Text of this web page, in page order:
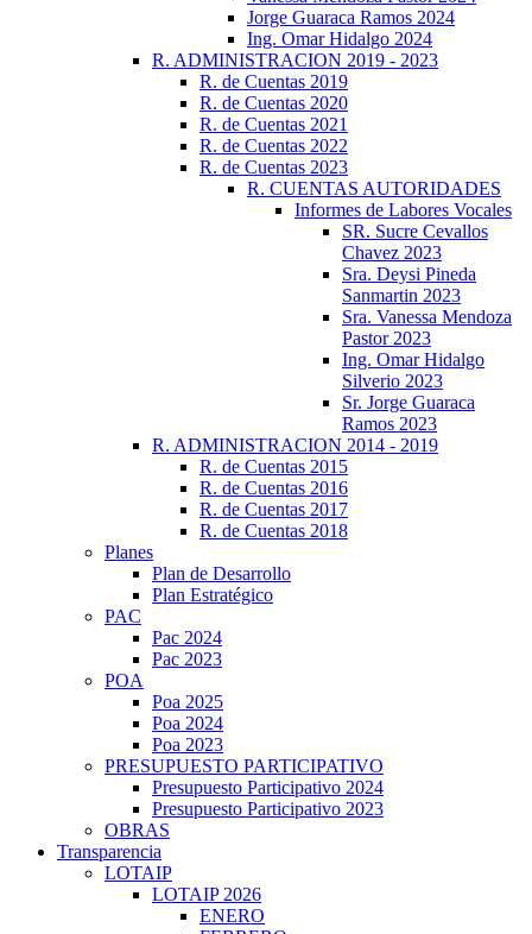
Jorge Guaraca Ramos 2024
Ing. Omar Hidalgo 2024
R. ADMINISTRACION 2019 - 2023
R. de Cuentas 2019
R. de Cuentas 2020
R. de Cuentas 2021
R. de Cuentas 2022
R. de Cuentas 2023
R. CUENTAS AUTORIDADES
Informes de Labores Vocales
SR. Sucre Cevallos
Chavez 2023
Sra. Deysi Pineda
Sanmartin 2023
Sra. Vanessa Mendoza
Pastor 2023
Ing. Omar Hidalgo
Silverio 2023
Sr. Jorge Guaraca
Ramos 2023
R. ADMINISTRACION 2014 - 2019
R. de Cuentas 2015
R. de Cuentas 2016
R. de Cuentas 2017
R. de Cuentas 2018
Planes
Plan de Desarrollo
Plan Estratégico
PAC
Pac 2024
Pac 2023
POA
Poa 2025
Poa 2024
Poa 2023
PRESUPUESTO PARTICIPATIVO
Presupuesto Participativo 2024
Presupuesto Participativo 2023
OBRAS
Transparencia
LOTAIP
LOTAIP 2026
ENERO